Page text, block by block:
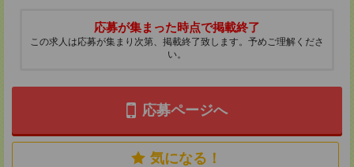
応募が集まった時点で掲載終了
この求人は応募が集まり次第、掲載終了致します。予めご理解くださ
い。
応募ページへ
気になる！